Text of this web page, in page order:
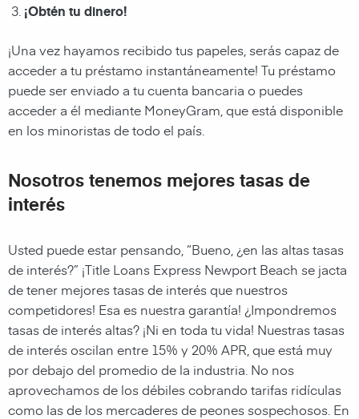
¡Obtén tu dinero!
¡Una vez hayamos recibido tus papeles, serás capaz de
acceder a tu préstamo instantáneamente! Tu préstamo
puede ser enviado a tu cuenta bancaria o puedes
acceder a él mediante MoneyGram, que está disponible
en los minoristas de todo el país.
Nosotros tenemos mejores tasas de
interés
Usted puede estar pensando, “Bueno, ¿en las altas tasas
de interés?” ¡Title Loans Express Newport Beach se jacta
de tener mejores tasas de interés que nuestros
competidores! Esa es nuestra garantía! ¿Impondremos
tasas de interés altas? ¡Ni en toda tu vida! Nuestras tasas
de interés oscilan entre 15% y 20% APR, que está muy
por debajo del promedio de la industria. No nos
aprovechamos de los débiles cobrando tarifas ridículas
como las de los mercaderes de peones sospechosos. En